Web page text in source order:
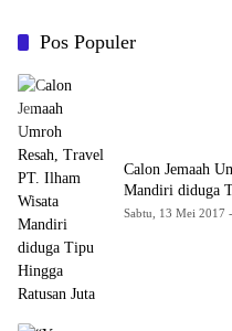
Pos Populer
Calon Jemaah
Mandiri diduga
Sabtu, 13 Mei 2017